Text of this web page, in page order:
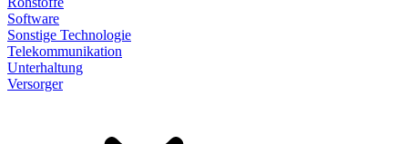
Software
Sonstige Technologie
Telekommunikation
Unterhaltung
Versorger